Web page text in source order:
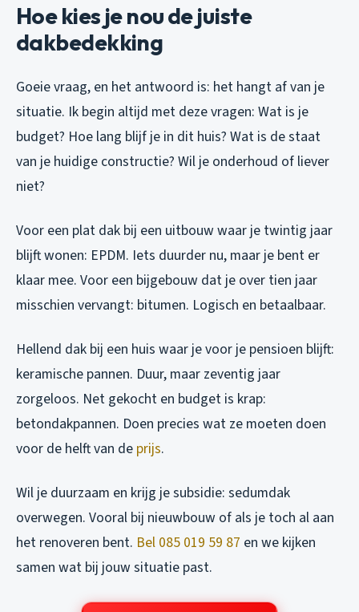
Hoe kies je nou de juiste
dakbedekking
Goeie vraag, en het antwoord is: het hangt af van je
situatie. Ik begin altijd met deze vragen: Wat is je
budget? Hoe lang blijf je in dit huis? Wat is de staat
van je huidige constructie? Wil je onderhoud of liever
niet?
Voor een plat dak bij een uitbouw waar je twintig jaar
blijft wonen: EPDM. Iets duurder nu, maar je bent er
klaar mee. Voor een bijgebouw dat je over tien jaar
misschien vervangt: bitumen. Logisch en betaalbaar.
Hellend dak bij een huis waar je voor je pensioen blijft:
keramische pannen. Duur, maar zeventig jaar
zorgeloos. Net gekocht en budget is krap:
betondakpannen. Doen precies wat ze moeten doen
voor de helft van de prijs.
Wil je duurzaam en krijg je subsidie: sedumdak
overwegen. Vooral bij nieuwbouw of als je toch al aan
het renoveren bent. Bel 085 019 59 87 en we kijken
samen wat bij jouw situatie past.